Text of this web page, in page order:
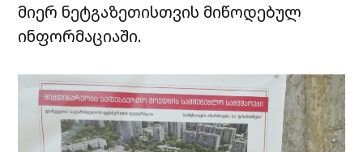
მიერ ნეტგაზეთისთვის მიწოდებულ
ინფორმაციაში.